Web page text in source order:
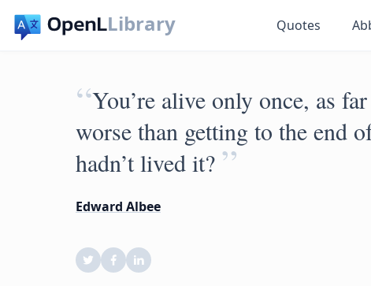
Library Quotes
“You’re alive only once, as
worse than getting to the end
hadn’t lived it? ”
Edward Albee